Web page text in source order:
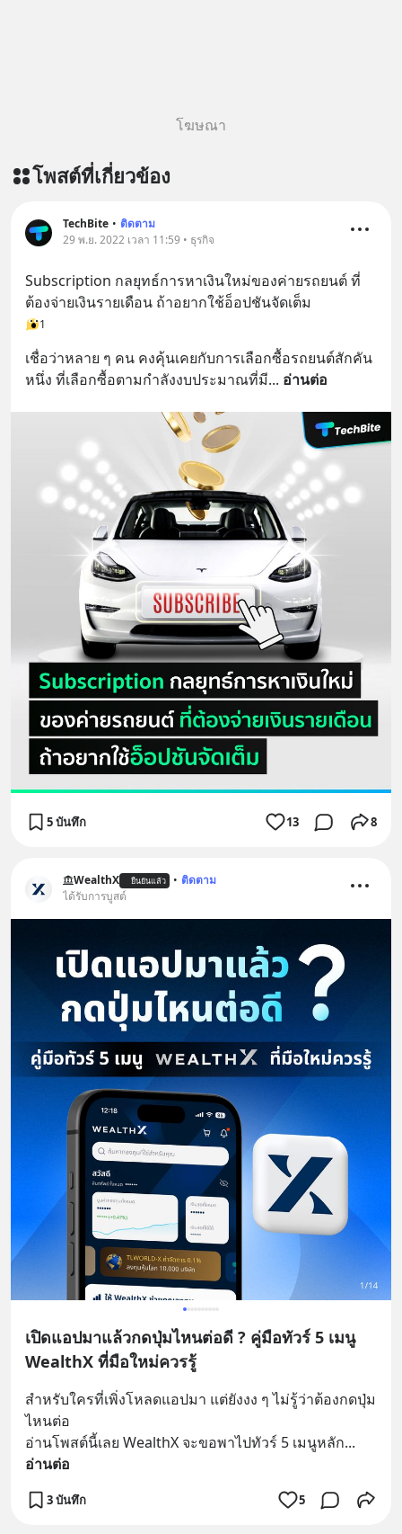
บรรเทาความเครียด ลดความวิตกกังวล
หลับมีประสิทธิภาพมากยิ่งขึ้น 📍 สนใจ
@diipgeek 🔗 หรือกดลิงก์
https://lin.ee/U91Fzyz
โฆษณา
โพสต์ที่เกี่ยวข้อง
TechBite • ติดตาม
29 พ.ย. 2022 เวลา 11:59 • ธุรกิจ
Subscription กลยุทธ์การหาเงินใหม่ของค่ายรถยนต์ ที่
ต้องจ่ายเงินรายเดือน ถ้าอยากใช้อ็อปชันจัดเต็ม
1
เชื่อว่าหลาย ๆ คน คงคุ้นเคยกับการเลือกซื้อรถยนต์สักคัน
หนึ่ง ที่เลือกซื้อตามกำลังงบประมาณที่มี... อ่านต่อ
5 บันทึก 13 8
WealthX ยืนยันแล้ว • ติดตาม
ได้รับการบูสต์
เปิดแอปมาแล้วกดปุ่มไหนต่อดี ? คู่มือทัวร์ 5 เมนู
WealthX ที่มือใหม่ควรรู้
สำหรับใครที่เพิ่งโหลดแอปมา แต่ยังงง ๆ ไม่รู้ว่าต้องกดปุ่ม
ไหนต่อ
อ่านโพสต์นี้เลย WealthX จะขอพาไปทัวร์ 5 เมนูหลัก
อ่านต่อ
3 บันทึก 5